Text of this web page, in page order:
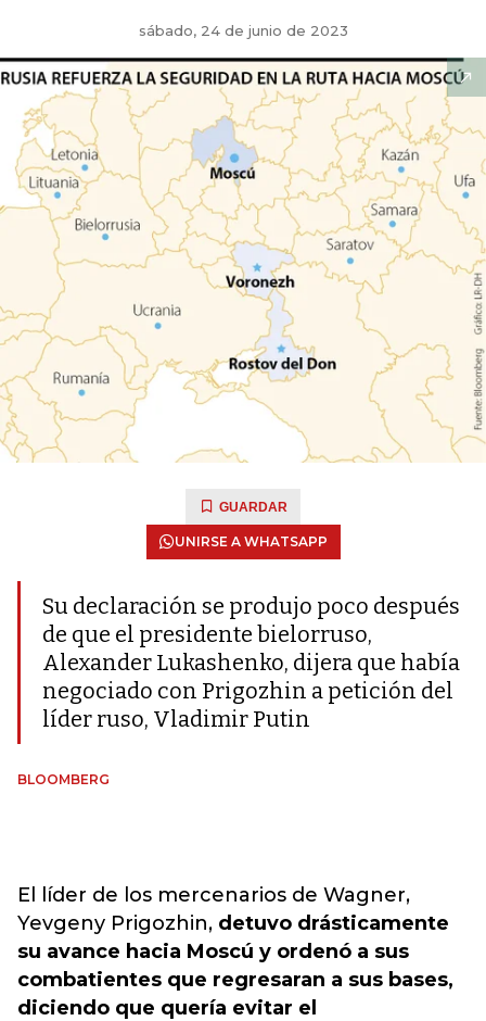
sábado, 24 de junio de 2023
GUARDAR
UNIRSE A WHATSAPP
Su declaración se produjo poco después
de que el presidente bielorruso,
Alexander Lukashenko, dijera que había
negociado con Prigozhin a petición del
líder ruso, Vladimir Putin
BLOOMBERG
El líder de los mercenarios de Wagner,
Yevgeny Prigozhin, detuvo drásticamente
su avance hacia Moscú y ordenó a sus
combatientes que regresaran a sus bases,
diciendo que quería evitar el